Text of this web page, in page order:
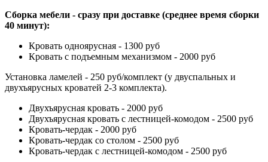
Сборка мебели - сразу при доставке (среднее время сборки
40 минут):
Кровать одноярусная - 1300 руб
Кровать с подъемным механизмом - 2000 руб
Установка ламелей - 250 руб/комплект (у двуспальных и
двухъярусных кроватей 2-3 комплекта).
Двухъярусная кровать - 2000 руб
Двухъярусная кровать с лестницей-комодом - 2500 руб
Кровать-чердак - 2000 руб
Кровать-чердак со столом - 2500 руб
Кровать-чердак с лестницей-комодом - 2500 руб